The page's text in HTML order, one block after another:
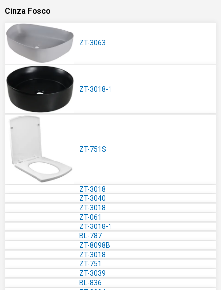
Cinza Fosco
ZT-3063
ZT-3018-1
ZT-751S
ZT-3018
ZT-3040
ZT-3018
ZT-061
ZT-3018-1
BL-787
ZT-8098B
ZT-3018
ZT-751
ZT-3039
BL-836